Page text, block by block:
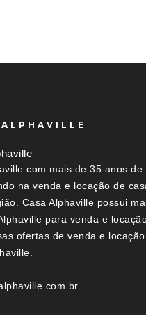
com mais de 35 anos de
na venda e locação de
Casa Alphaville possui
para venda e
ofertas de venda e